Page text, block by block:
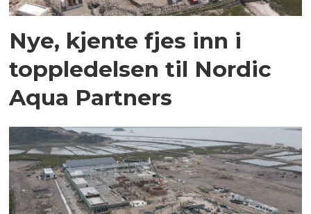
Nye, kjente fjes inn i
toppledelsen til Nordic
Aqua Partners